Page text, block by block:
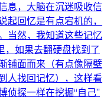
息，大脑在沉迷吸收信
回忆是有点宕机的，
当然，我知道这些记忆
，如果去翻硬盘找到了
铺面而来（有点像隔壁
人找回记忆），这样看
侦探一样在挖掘“自己”